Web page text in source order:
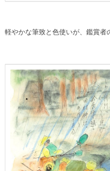
軽やかな筆致と色使いが、鑑賞者